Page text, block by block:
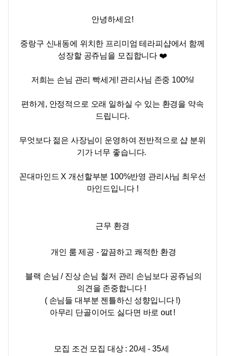
안녕하세요!
중랑구 신내동에 위치한 프리미엄 테라피샵에서 함께
성장할 공쥬님을 모집합니다 ❤️
저희는 손님 관리 빡세게! 관리사님 존중 100%!
편하게, 안정적으로 오래 일하실 수 있는 환경을 약속
드립니다.
무엇보다 젊은 사장님이 운영하여 전반적으로 샵 분위
기가 너무 좋습니다.
꼰대마인드 X 개선할부분 100%반영 관리사님 최우선
마인드입니다 !
근무 환경
개인 룸 제공 - 깔끔하고 쾌적한 환경
블랙 손님 / 진상 손님 철저 관리 손님보다 공쥬님의
의견을 존중합니다 !
( 손님들 대부분 젠틀하신 성향입니다 !)
아무리 단골이어도 싫다면 바로 out !
모집 조건 모집 대상 : 20세 - 35세